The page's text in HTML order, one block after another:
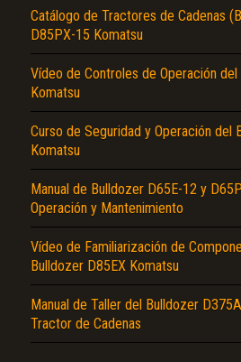
Procedimiento de Selección de la Punta del
Manipulación…
Catálogo de Tractores de Cadenas
D85PX-15 Komatsu
Vídeo de Controles de Operación
Komatsu
Curso de Seguridad y Operación del
Komatsu
Manual de Bulldozer D65E-12 y
Operación y Mantenimiento
Vídeo de Familiarización de
Bulldozer D85EX Komatsu
Manual de Taller del Bulldozer
Tractor de Cadenas
Texto o Imagen de portada
No carga o no se visualiza